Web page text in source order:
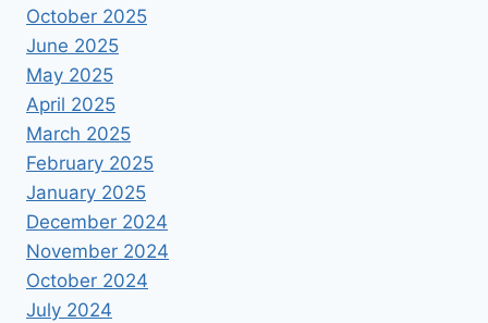
October 2025
June 2025
May 2025
April 2025
March 2025
February 2025
January 2025
December 2024
November 2024
October 2024
July 2024